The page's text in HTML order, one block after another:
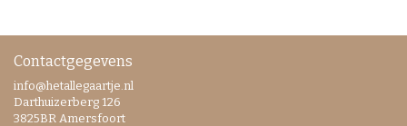
Contactgegevens
info@hetallegaartje.nl
Darthuizerberg 126
3825BR Amersfoort